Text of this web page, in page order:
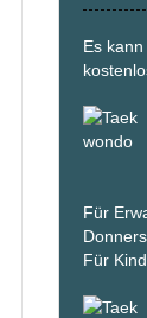
Es
Für
Für